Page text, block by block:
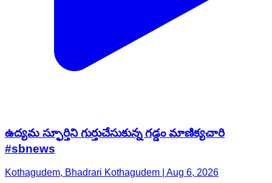
ఉద్యమ స్ఫూర్తిని గుర్తుచేసుకున్న గడ్డం మాణిక్యచారి
#sbnews
Kothagudem, Bhadrari Kothagudem | Aug 6, 2026